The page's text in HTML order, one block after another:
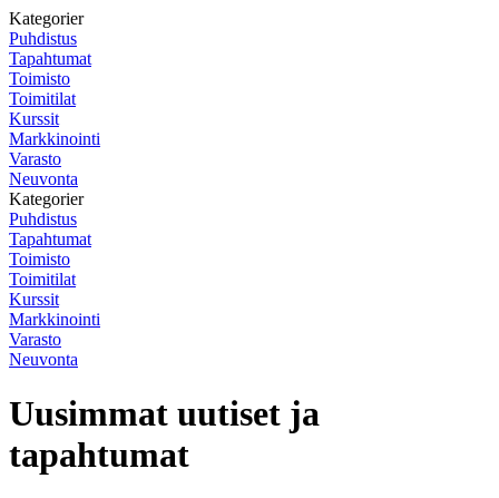
Kategorier
Puhdistus
Tapahtumat
Toimisto
Toimitilat
Kurssit
Markkinointi
Varasto
Neuvonta
Kategorier
Puhdistus
Tapahtumat
Toimisto
Toimitilat
Kurssit
Markkinointi
Varasto
Neuvonta
Uusimmat uutiset ja
tapahtumat